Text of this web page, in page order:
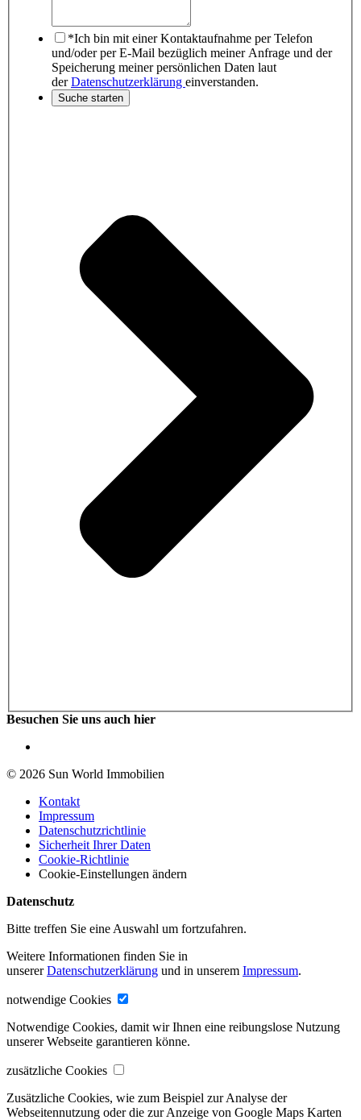
*Ich bin mit einer Kontaktaufnahme per Telefon
und/oder per E-Mail bezüglich meiner Anfrage und der
Speicherung meiner persönlichen Daten laut
derDatenschutzerklärung einverstanden.
Besuchen Sie uns auch hier
© 2026 Sun World Immobilien
Kontakt
Impressum
Datenschutzrichtlinie
Sicherheit Ihrer Daten
Cookie-Richtlinie
Cookie-Einstellungen ändern
Datenschutz
Bitte treffen Sie eine Auswahl um fortzufahren.
Weitere Informationen finden Sie in
unsererDatenschutzerklärung und in unserem Impressum.
notwendige Cookies
Notwendige Cookies, damit wir Ihnen eine reibungslose Nutzung
unserer Webseite garantieren könne.
zusätzliche Cookies
Zusätzliche Cookies, wie zum Beispiel zur Analyse der
Webseitennutzung oder die zur Anzeige von Google Maps Karten